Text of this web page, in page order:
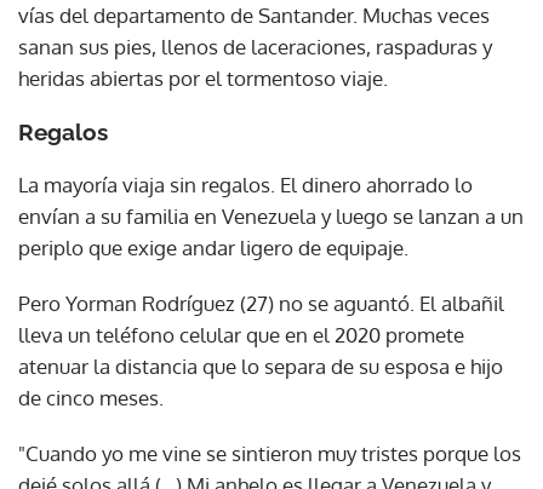
vías del departamento de Santander. Muchas veces
sanan sus pies, llenos de laceraciones, raspaduras y
heridas abiertas por el tormentoso viaje.
Regalos
La mayoría viaja sin regalos. El dinero ahorrado lo
envían a su familia en Venezuela y luego se lanzan a un
periplo que exige andar ligero de equipaje.
Pero Yorman Rodríguez (27) no se aguantó. El albañil
lleva un teléfono celular que en el 2020 promete
atenuar la distancia que lo separa de su esposa e hijo
de cinco meses.
"Cuando yo me vine se sintieron muy tristes porque los